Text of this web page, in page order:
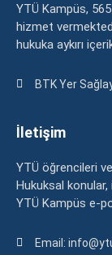
YTÜ Kampüs,
hizmet
hukuka aykırı
BTK Yer
İletişim
YTÜ öğrencileri
Hukuksal
YTÜ Kampüs e-
Email: